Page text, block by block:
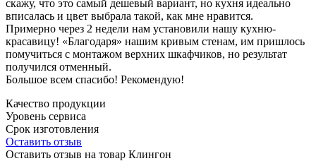
скажу, что это самый дешевый вариант, но кухня идеально
вписалась и цвет выбрала такой, как мне нравится.
Примерно через 2 недели нам установили нашу кухню-
красавицу! «Благодаря» нашим кривым стенам, им пришлось
помучиться с монтажом верхних шкафчиков, но результат
получился отменный.
Большое всем спасибо! Рекомендую!
Качество продукции
Уровень сервиса
Срок изготовления
Оставить отзыв
Оставить отзыв на товар Клингон